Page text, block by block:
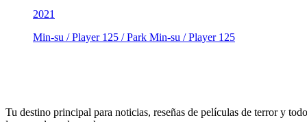
2021
Min-su / Player 125 / Park Min-su / Player 125
Tu destino principal para noticias, reseñas de películas de terror y todo